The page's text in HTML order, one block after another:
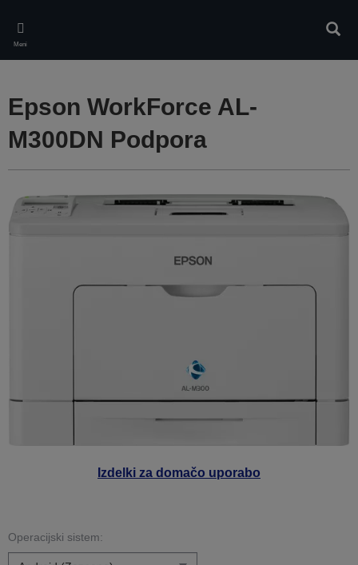
main
content
Meni
Izdelki za domačo uporabo
Epson WorkForce AL-
M300DN Podpora
Operacijski sistem: